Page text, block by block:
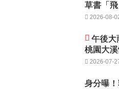
草書「
2026-08-
午後大
桃園大
2026-07-
身分曝